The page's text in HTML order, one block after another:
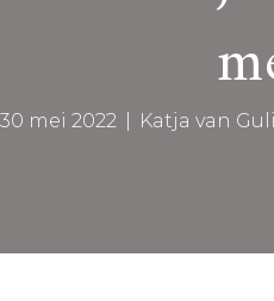
30 mei 2022 Katja van